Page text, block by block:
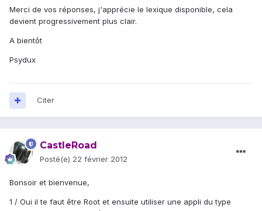
Merci de vos réponses, j'apprécie le lexique disponible, cela
devient progressivement plus clair.
A bientôt
Psydux
Citer
CastleRoad
Posté(e) 22 février 2012
Bonsoir et bienvenue,
1 / Oui il te faut être Root et ensuite utiliser une appli du type